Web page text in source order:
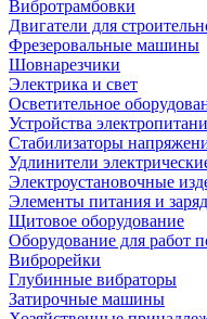
Вибротрамбовки
Двигатели для
Фрезеровальные машины
Шовнарезчики
Электрика и свет
Осветительное
Устройства
Стабилизаторы
Удлинители
Электроустановочные
Элементы питания и
Щитовое оборудование
Оборудование для работ
Виброрейки
Глубинные вибраторы
Затирочные машины